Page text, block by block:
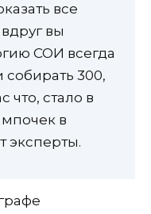
все
вы
СОИ всегда
собирать 300,
что, стало в
в
эксперты.